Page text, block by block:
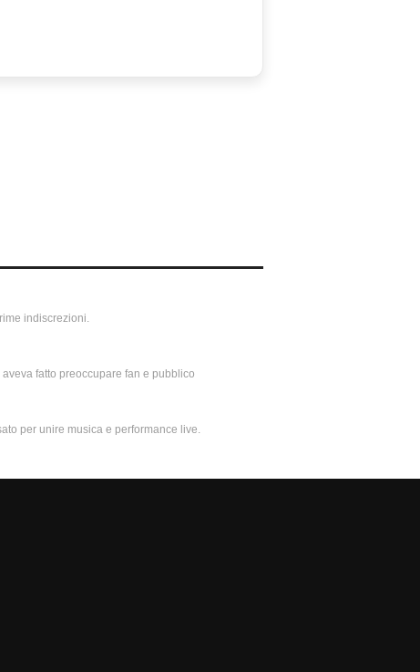
indiscrezioni.
fatto preoccupare fan e pubblico
per unire musica e performance live.